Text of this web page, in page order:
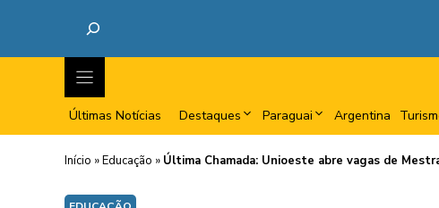
Últimas Notícias Destaques Paraguai Argentina
Início »Educação » Última Chamada: Unioeste abre vagas de